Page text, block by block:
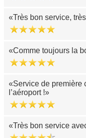
Très bon service,
Comme toujours la
Service de première
l’aéroport !
Très bon service